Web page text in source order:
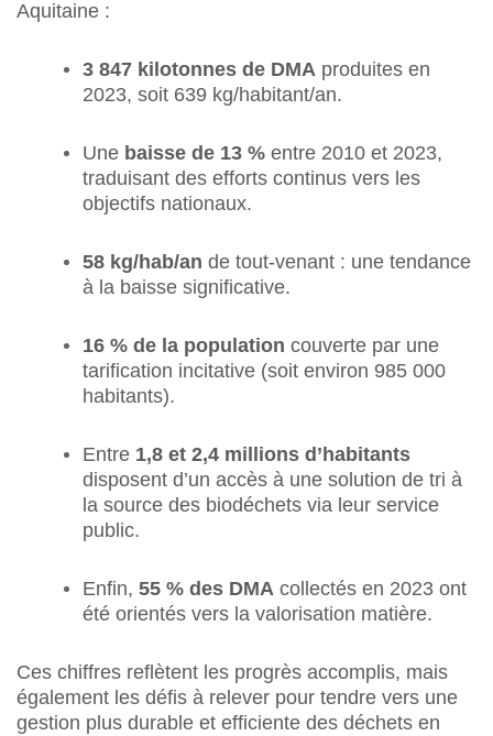
Aquitaine :
3 847 kilotonnes de DMA produites en
2023, soit 639 kg/habitant/an.
Une baisse de 13 % entre 2010 et 2023,
traduisant des efforts continus vers les
objectifs nationaux.
58 kg/hab/an de tout-venant : une tendance
à la baisse significative.
16 % de la population couverte par une
tarification incitative (soit environ 985 000
habitants).
Entre 1,8 et 2,4 millions d’habitants
disposent d’un accès à une solution de tri à
la source des biodéchets via leur service
public.
Enfin, 55 % des DMA collectés en 2023 ont
été orientés vers la valorisation matière.
Ces chiffres reflètent les progrès accomplis, mais
également les défis à relever pour tendre vers une
gestion plus durable et efficiente des déchets en